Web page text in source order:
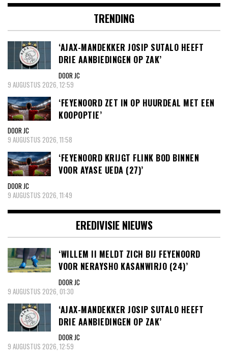
TRENDING
‘AJAX-MANDEKKER JOSIP SUTALO HEEFT
DRIE AANBIEDINGEN OP ZAK’
DOOR JC
9 AUGUSTUS 2026, 12:59
‘FEYENOORD ZET IN OP HUURDEAL MET EEN
KOOPOPTIE’
DOOR JC
9 AUGUSTUS 2026, 11:58
‘FEYENOORD KRIJGT FLINK BOD BINNEN
VOOR AYASE UEDA (27)’
DOOR JC
9 AUGUSTUS 2026, 11:49
EREDIVISIE NIEUWS
‘WILLEM II MELDT ZICH BIJ FEYENOORD
VOOR NERAYSHO KASANWIRJO (24)’
DOOR JC
9 AUGUSTUS 2026, 01:30
‘AJAX-MANDEKKER JOSIP SUTALO HEEFT
DRIE AANBIEDINGEN OP ZAK’
DOOR JC
9 AUGUSTUS 2026, 12:59